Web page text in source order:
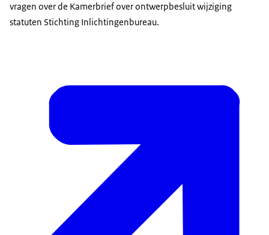
vragen over de Kamerbrief over ontwerpbesluit wijziging
statuten Stichting Inlichtingenbureau.